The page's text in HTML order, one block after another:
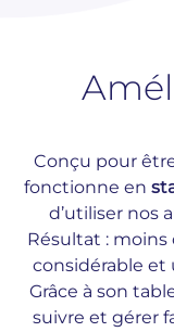
Conçu pour
fonctionne en
d’utiliser nos
Résultat :
considérable et
Grâce à son
suivre et gérer